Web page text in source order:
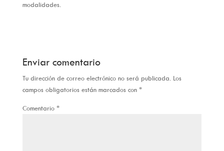
modalidades.
Enviar comentario
Tu dirección de correo electrónico no será publicada. Los
campos obligatorios están marcados con *
Comentario *